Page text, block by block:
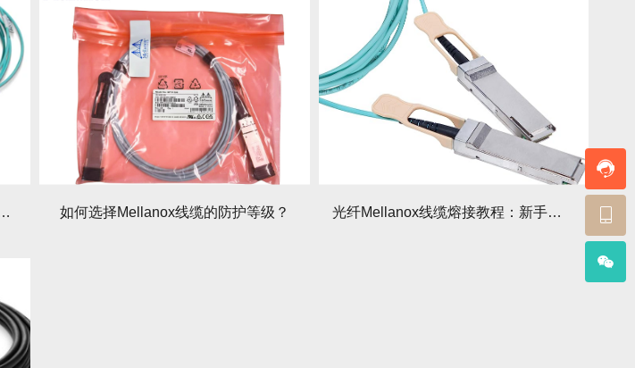
网络适配指南 如何选择Mellanox线缆的防护等级？ 光纤Mellanox线缆熔接教程：新手入门！